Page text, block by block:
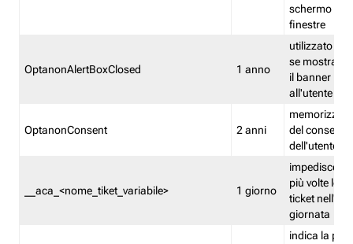
schermo e
finestre
OptanonAlertBoxClosed 1 anno
utilizzato per
se mostrare
il banner
all'utente
OptanonConsent 2 anni
memorizza
del
dell'utente
__aca_<nome_tiket_variabile> 1 giorno
impedisce di
più volte lo
ticket
giornata
indica la